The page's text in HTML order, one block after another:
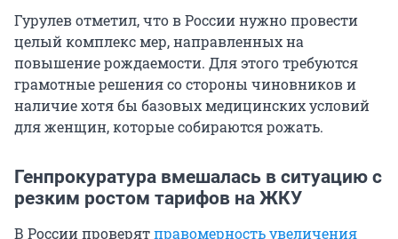
Гурулев отметил, что в России нужно провести
целый комплекс мер, направленных на
повышение рождаемости. Для этого требуются
грамотные решения со стороны чиновников и
наличие хотя бы базовых медицинских условий
для женщин, которые собираются рожать.
Генпрокуратура вмешалась в ситуацию с
резким ростом тарифов на ЖКУ
В России проверятправомерность увеличения